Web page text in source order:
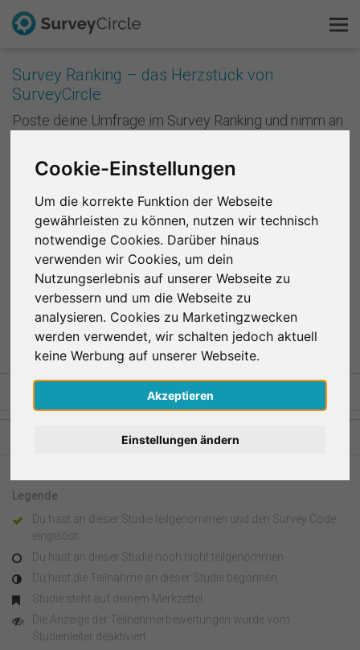
Cookie-Einstellungen
Um die korrekte Funktion der Webseite
gewährleisten zu können, nutzen wir technisch
notwendige Cookies. Darüber hinaus
verwenden wir Cookies, um dein
Nutzungserlebnis auf unserer Webseite zu
verbessern und um die Webseite zu
analysieren. Cookies zu Marketingzwecken
werden verwendet, wir schalten jedoch aktuell
keine Werbung auf unserer Webseite.
Akzeptieren
Einstellungen ändern
Survey Ranking – das Herzstück von
SurveyCircle
Poste deine Umfrage im Survey Ranking und nimm an
deiner Studie im Survey Ranking. Je besser deine
deiner Studie teil. Anders formuliert: Je mehr du
andere unterstützt, desto mehr Unterstützung
bekommst du zurück.
Registriere dich kostenlos, um bei SurveyCircle
Studienteilnehmer zu finden und spannende
Forschungsprojekte zu unterstützen.
Region 1 R 4
Studien aus anderen Regionen
Legende
Du hast an dieser Studie teilgenommen und den Survey Code
eingelöst
Du hast an dieser Studie noch nicht teilgenommen
Du hast die Teilnahme an dieser Studie begonnen
Studie steht auf deinem Merkzettel
Die Anzeige der Teilnehmerbewertungen wurde vom
Studienleiter deaktiviert
Forschung entdecken
FAQ
Kostenlos registrieren
Anmelden
English
Nederlands